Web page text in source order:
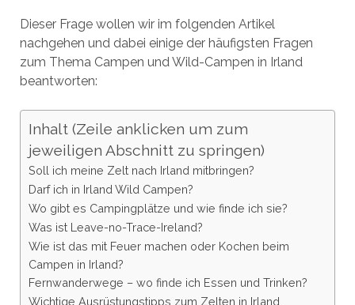
Dieser Frage wollen wir im folgenden Artikel
nachgehen und dabei einige der häufigsten Fragen
zum Thema Campen und Wild-Campen in Irland
beantworten:
Inhalt (Zeile anklicken um zum
jeweiligen Abschnitt zu springen)
Soll ich meine Zelt nach Irland mitbringen?
Darf ich in Irland Wild Campen?
Wo gibt es Campingplätze und wie finde ich sie?
Was ist Leave-no-Trace-Ireland?
Wie ist das mit Feuer machen oder Kochen beim
Campen in Irland?
Fernwanderwege – wo finde ich Essen und Trinken?
Wichtige Ausrüstungstipps zum Zelten in Irland